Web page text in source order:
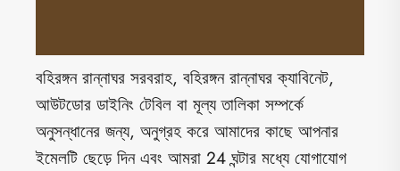
বহিরঙ্গন রান্নাঘর সরবরাহ, বহিরঙ্গন রান্নাঘর ক্যাবিনেট,
আউটডোর ডাইনিং টেবিল বা মূল্য তালিকা সম্পর্কে
অনুসন্ধানের জন্য, অনুগ্রহ করে আমাদের কাছে আপনার
ইমেলটি ছেড়ে দিন এবং আমরা 24 ঘন্টার মধ্যে যোগাযোগ